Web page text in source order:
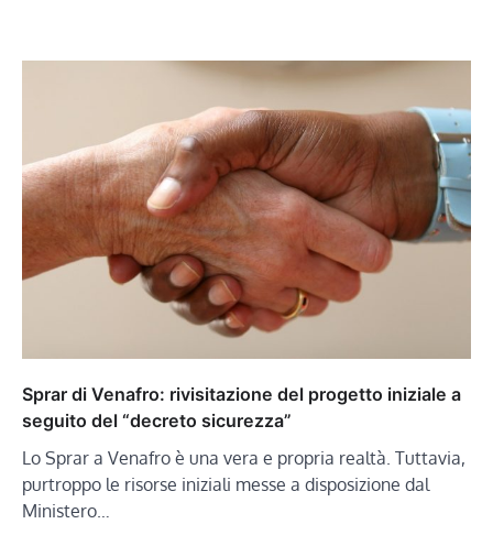
Sprar di Venafro: rivisitazione del progetto iniziale a
seguito del “decreto sicurezza”
Lo Sprar a Venafro è una vera e propria realtà. Tuttavia,
purtroppo le risorse iniziali messe a disposizione dal
Ministero…